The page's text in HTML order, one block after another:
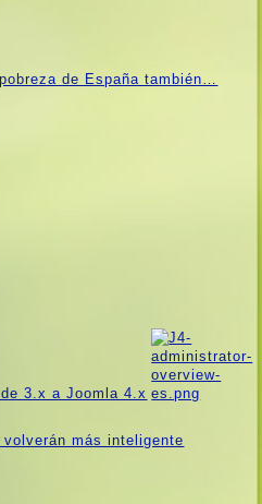
de España también…
3.x a Joomla 4.x
más inteligente